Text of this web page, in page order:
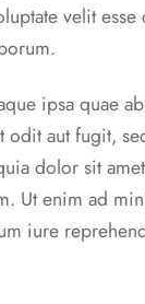
velit
ipsa quae
odit aut fugit,
dolor sit
Ut enim ad
iure